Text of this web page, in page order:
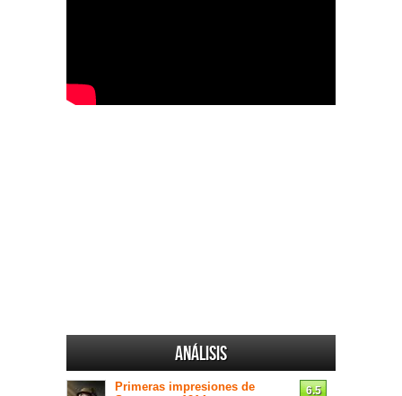
Análisis
Primeras impresiones de
6.5